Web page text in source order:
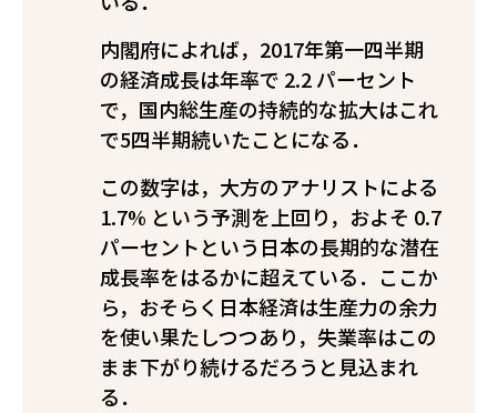
内閣府によれば，2017年第一四半期
の経済成長は年率で 2.2 パーセント
で，国内総生産の持続的な拡大はこれ
で5四半期続いたことになる．
この数字は，大方のアナリストによる
1.7% という予測を上回り，およそ 0.7
パーセントという日本の長期的な潜在
成長率をはるかに超えている．ここか
ら，おそらく日本経済は生産力の余力
を使い果たしつつあり，失業率はこの
まま下がり続けるだろうと見込まれ
る．